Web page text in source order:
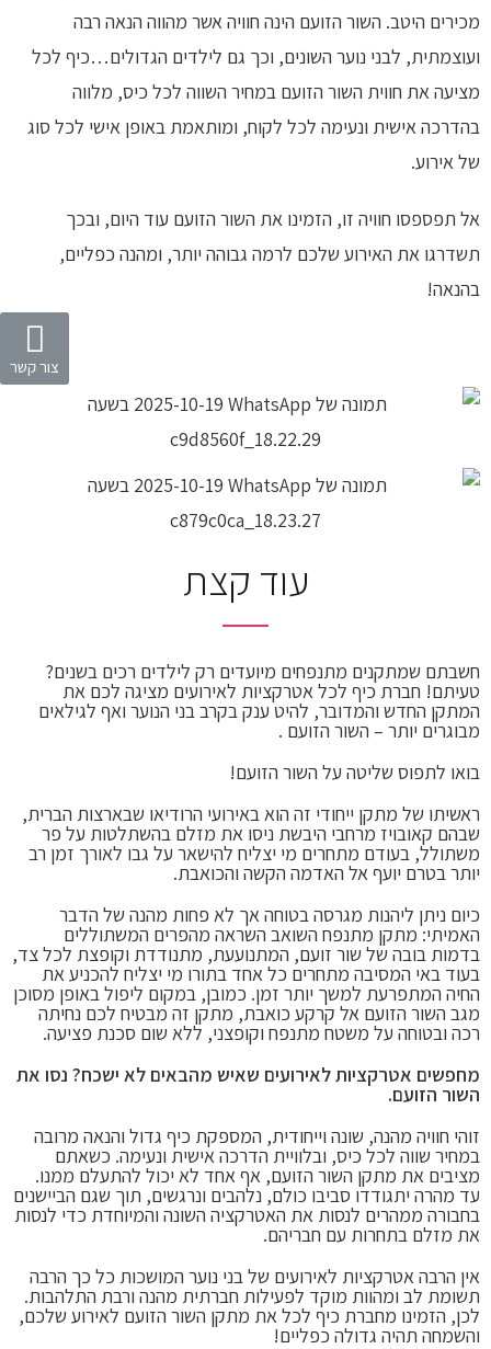
מכירים היטב. השור הזועם הינה חוויה אשר מהווה הנאה רבה
ועוצמתית, לבני נוער השונים, וכך גם לילדים הגדולים…כיף לכל
מציעה את חווית השור הזועם במחיר השווה לכל כיס, מלווה
בהדרכה אישית ונעימה לכל לקוח, ומותאמת באופן אישי לכל סוג
של אירוע.
אל תפספסו חוויה זו, הזמינו את השור הזועם עוד היום, ובכך
תשדרגו את האירוע שלכם לרמה גבוהה יותר, ומהנה כפליים,
בהנאה!
עוד קצת
חשבתם שמתקנים מתנפחים מיועדים רק לילדים רכים בשנים?
טעיתם! חברת כיף לכלאטרקציות לאירועים מציגה לכם את
המתקן החדש והמדובר, להיט ענק בקרב בני הנוער ואף לגילאים
מבוגרים יותר – השור הזועם .
בואו לתפוס שליטה על השור הזועם!
ראשיתו של מתקן ייחודי זה הוא באירועי הרודיאו שבארצות הברית,
שבהם קאובויז מרחבי היבשת ניסו את מזלם בהשתלטות על פר
משתולל, בעודם מתחרים מי יצליח להישאר על גבו לאורך זמן רב
יותר בטרם יועף אל האדמה הקשה והכואבת.
כיום ניתן ליהנות מגרסה בטוחה אך לא פחות מהנה של הדבר
האמיתי: מתקן מתנפח השואב השראה מהפרים המשתוללים
בדמות בובה של שור זועם, המתנועעת, מתנודדת וקופצת לכל צד,
בעוד באי המסיבה מתחרים כל אחד בתורו מי יצליח להכניע את
החיה המתפרעת למשך יותר זמן. כמובן, במקום ליפול באופן מסוכן
מגב השור הזועם אל קרקע כואבת, מתקן זה מבטיח לכם נחיתה
רכה ובטוחה על משטח מתנפח וקופצני, ללא שום סכנת פציעה.
מחפשים אטרקציות לאירועים שאיש מהבאים לא ישכח? נסו את
השור הזועם.
זוהי חוויה מהנה, שונה וייחודית, המספקת כיף גדול והנאה מרובה
במחיר שווה לכל כיס, ובלוויית הדרכה אישית ונעימה. כשאתם
מציבים את מתקן השור הזועם, אף אחד לא יכול להתעלם ממנו.
עד מהרה יתגודדו סביבו כולם, נלהבים ונרגשים, תוך שגם הביישנים
בחבורה ממהרים לנסות את האטרקציה השונה והמיוחדת כדי לנסות
את מזלם בתחרות עם חבריהם.
אין הרבהאטרקציות לאירועים של בני נוער המושכות כל כך הרבה
תשומת לב ומהוות מוקד לפעילות חברתית מהנה ורבת התלהבות.
לכן, הזמינו מחברת כיף לכל את מתקן השור הזועם לאירוע שלכם,
והשמחה תהיה גדולה כפליים!
צור קשר